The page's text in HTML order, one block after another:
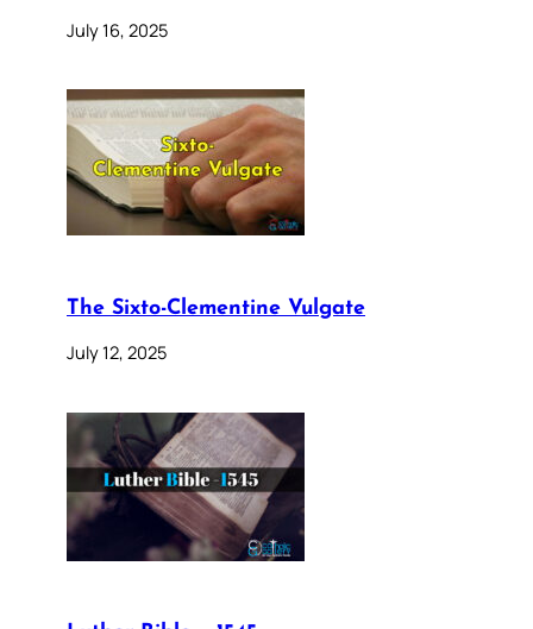
July 16, 2025
The Sixto-Clementine Vulgate
July 12, 2025